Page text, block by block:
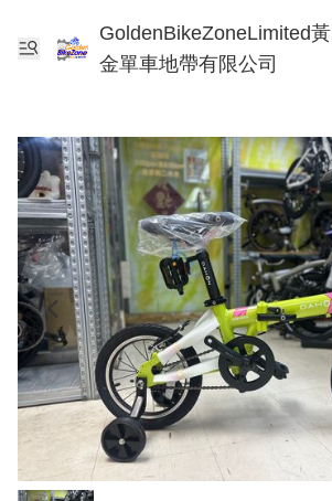
GoldenBikeZoneLimited黃
金單車地帶有限公司